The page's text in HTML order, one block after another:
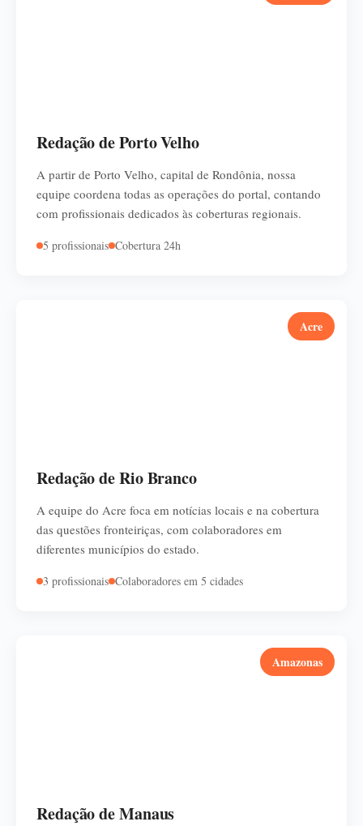
Redação de Porto Velho
A partir de Porto Velho, capital de Rondônia, nossa
equipe coordena todas as operações do portal, contando
com profissionais dedicados às coberturas regionais.
5 profissionais Cobertura 24h
Acre
Redação de Rio Branco
A equipe do Acre foca em notícias locais e na cobertura
das questões fronteiriças, com colaboradores em
diferentes municípios do estado.
3 profissionais Colaboradores em 5 cidades
Amazonas
Redação de Manaus